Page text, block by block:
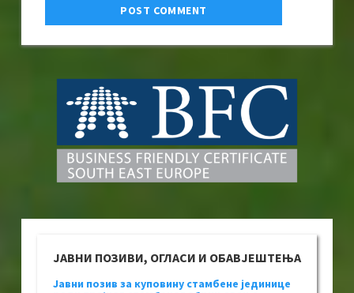
ЈАВНИ ПОЗИВИ, ОГЛАСИ И ОБАВЈЕШТЕЊА
Јавни позив за куповину стамбене јединице